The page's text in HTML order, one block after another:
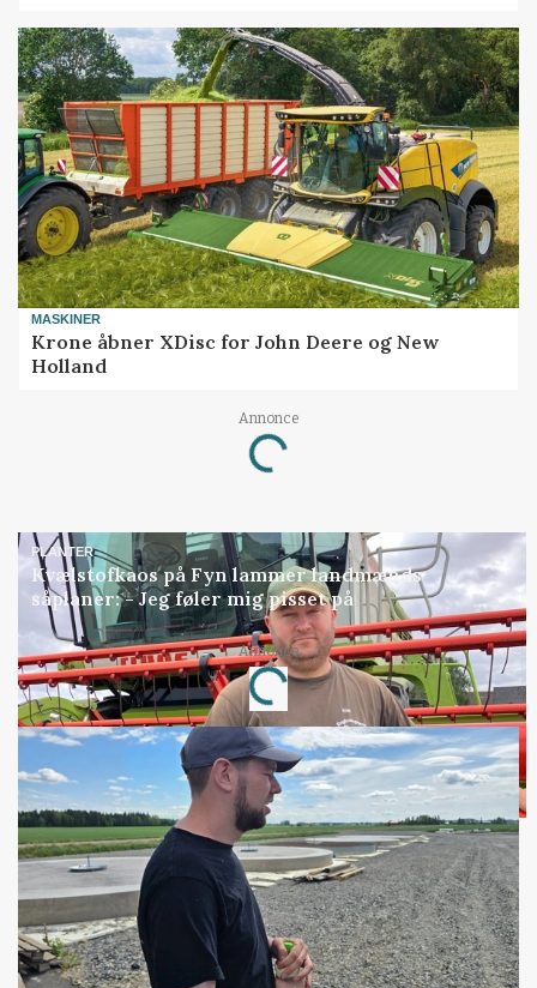
MASKINER
Krone åbner XDisc for John Deere og New
Holland
Annonce
Loading...
PLANTER
Kvælstofkaos på Fyn lammer landmænds
såplaner: - Jeg føler mig pisset på
Annonce
Loading...